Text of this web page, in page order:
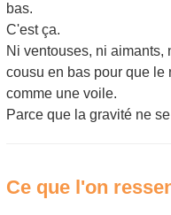
bas.
C'est ça.
Ni ventouses, ni aimants,
cousu en bas pour que le
comme une voile.
Parce que la gravité ne
Ce que l'on